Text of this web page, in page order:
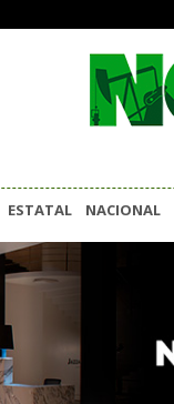
ESTATAL NACIONAL